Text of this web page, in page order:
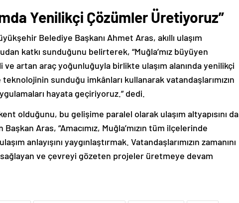
Yenilikçi Çözümler Üretiyoruz”
Belediye Başkanı Ahmet Aras, akıllı ulaşım
katkı sunduğunu belirterek, “Muğla’mız büyüyen
artan araç yoğunluğuyla birlikte ulaşım alanında yenilikçi
sunduğu imkânları kullanarak vatandaşlarımızın
hayata geçiriyoruz.” dedi.
olduğunu, bu gelişime paralel olarak ulaşım altyapısını da
Aras, “Amacımız, Muğla’mızın tüm ilçelerinde
anlayışını yaygınlaştırmak. Vatandaşlarımızın zamanını
ve çevreyi gözeten projeler üretmeye devam